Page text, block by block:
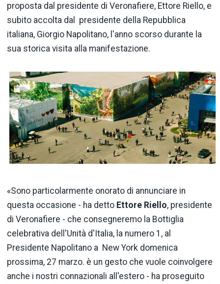
proposta dal presidente di Veronafiere, Ettore Riello, e
subito accolta dal presidente della Repubblica
italiana, Giorgio Napolitano, l'anno scorso durante la
sua storica visita alla manifestazione.
«Sono particolarmente onorato di annunciare in
questa occasione - ha detto Ettore Riello, presidente
di Veronafiere - che consegneremo la Bottiglia
celebrativa dell'Unità d'Italia, la numero 1, al
Presidente Napolitano a New York domenica
prossima, 27 marzo. è un gesto che vuole coinvolgere
anche i nostri connazionali all'estero - ha proseguito